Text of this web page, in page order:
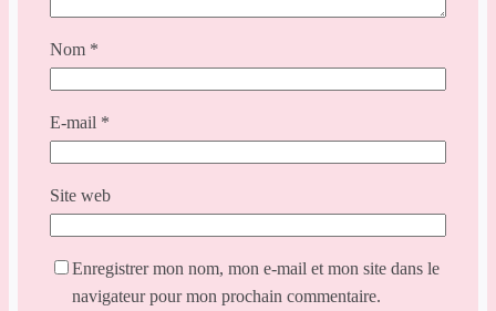
Nom *
E-mail *
Site web
Enregistrer mon nom, mon e-mail et mon site dans le
navigateur pour mon prochain commentaire.